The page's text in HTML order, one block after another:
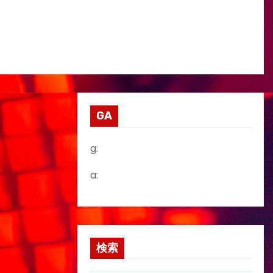
GA
g:
a:
検索